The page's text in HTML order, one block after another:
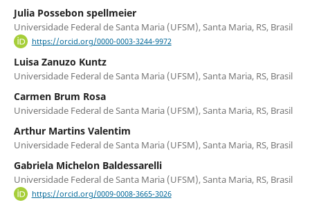
Julia Possebon spellmeier
Universidade Federal de Santa Maria (UFSM), Santa Maria, RS, Brasil
https://orcid.org/0000-0003-3244-9972
Luisa Zanuzo Kuntz
Universidade Federal de Santa Maria (UFSM), Santa Maria, RS, Brasil
Carmen Brum Rosa
Universidade Federal de Santa Maria (UFSM), Santa Maria, RS, Brasil
Arthur Martins Valentim
Universidade Federal de Santa Maria (UFSM), Santa Maria, RS, Brasil
Gabriela Michelon Baldessarelli
Universidade Federal de Santa Maria (UFSM), Santa Maria, RS, Brasil
https://orcid.org/0009-0008-3665-3026